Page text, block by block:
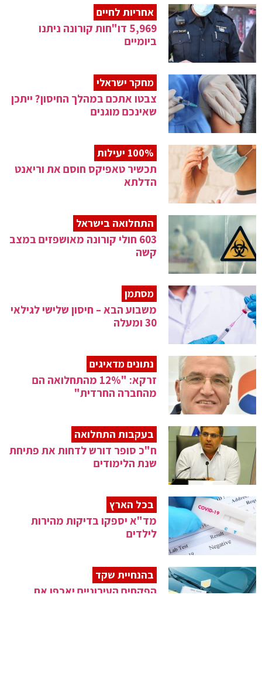
אחריות לחיים
5,969 דו"חות קורונה ניתנו
ביומיים
מחקר ישראלי
צבטו אתכם במהלך החיסון? ייתכן
שאינכם מוגנים
100% יעילות
תכשיר טאפיקס חוסם את וריאנט
הדלתא
התחלואה בישראל
603 חולי קורונה מאושפזים במצב
קשה
מסתמן
משבוע הבא – חיסון שלישי לגילאי
30 ומעלה
נתונים מדאיגים
זרקא: "12% מהתחלואה הם
מהחברה החרדית"
בעקבות התחלואה
ח"כ סופר דורש לדחות את פתיחת
שנת הלימודים
בכל הארץ
מד"א יספקו בדיקות מהירות
לילדים
בהנחיית שקד
הפקחים העירוניים יאכפו את